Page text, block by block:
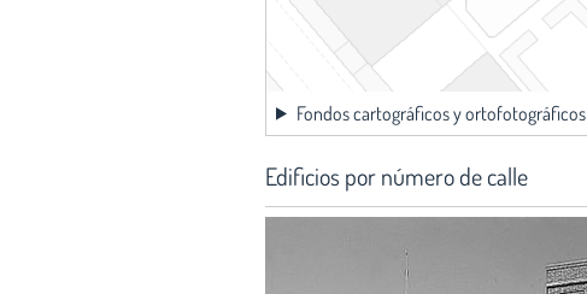
Fondos cartográficos y ortofotográficos
Edificios por número de calle